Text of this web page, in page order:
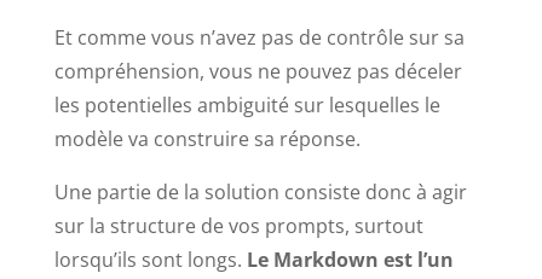
Et comme vous n’avez pas de contrôle sur sa
compréhension, vous ne pouvez pas déceler
les potentielles ambiguité sur lesquelles le
modèle va construire sa réponse.
Une partie de la solution consiste donc à agir
sur la structure de vos prompts, surtout
lorsqu’ils sont longs. Le Markdown est l’un